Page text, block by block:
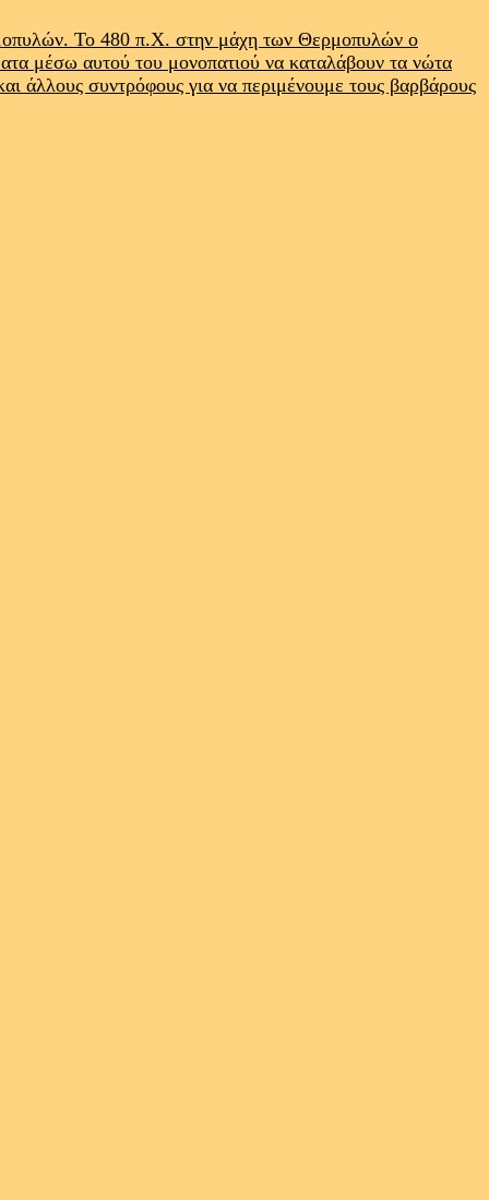
Το 480 π.Χ. στην μάχη των Θερμοπυλών ο
μέσω αυτού του μονοπατιού να καταλάβουν τα νώτα
άλλους συντρόφους για να περιμένουμε τους βαρβάρους